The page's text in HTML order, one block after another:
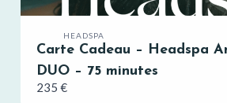
HEADSPA
Carte Cadeau – Headspa
DUO – 75 minutes
235 €